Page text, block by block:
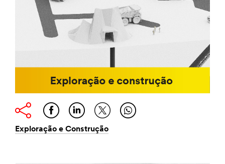
Exploração e Construção